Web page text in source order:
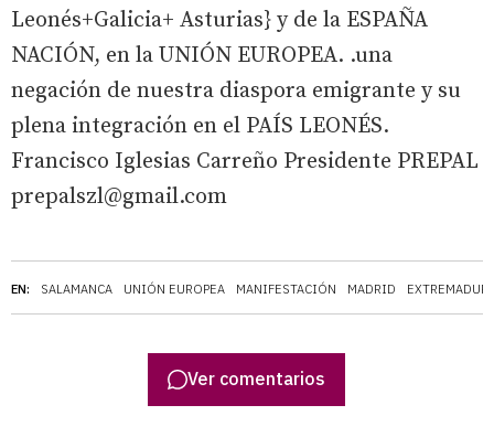
EN: SALAMANCA UNIÓN EUROPEA MANIFESTACIÓN MADRID
Leonés+Galicia+ Asturias} y de la ESPAÑA
NACIÓN, en la UNIÓN EUROPEA. .una
negación de nuestra diaspora emigrante y su
plena integración en el PAÍS LEONÉS.
Francisco Iglesias Carreño Presidente PREPAL
prepalszl@gmail.com
Ver comentarios